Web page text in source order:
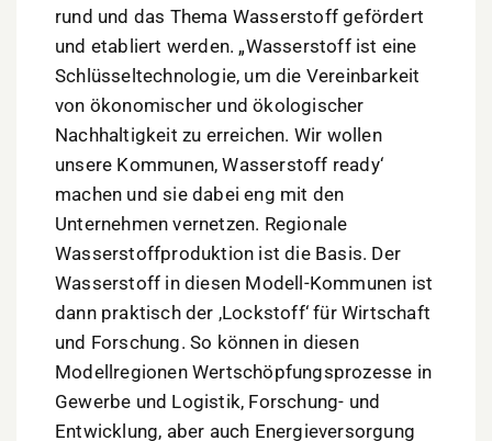
rund und das Thema Wasserstoff gefördert
und etabliert werden. „Wasserstoff ist eine
Schlüsseltechnologie, um die Vereinbarkeit
von ökonomischer und ökologischer
Nachhaltigkeit zu erreichen. Wir wollen
unsere Kommunen, Wasserstoff ready‘
machen und sie dabei eng mit den
Unternehmen vernetzen. Regionale
Wasserstoffproduktion ist die Basis. Der
Wasserstoff in diesen Modell-Kommunen ist
dann praktisch der ,Lockstoff‘ für Wirtschaft
und Forschung. So können in diesen
Modellregionen Wertschöpfungsprozesse in
Gewerbe und Logistik, Forschung- und
Entwicklung, aber auch Energieversorgung